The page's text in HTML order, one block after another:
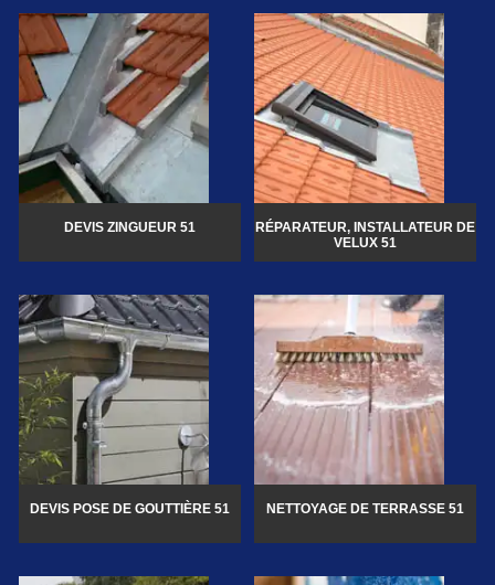
DEVIS ZINGUEUR 51
RÉPARATEUR, INSTALLATEUR DE
VELUX 51
DEVIS POSE DE GOUTTIÈRE 51 NETTOYAGE DE TERRASSE 51